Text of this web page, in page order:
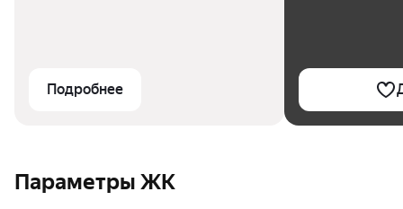
Подробнее
Параметры ЖК